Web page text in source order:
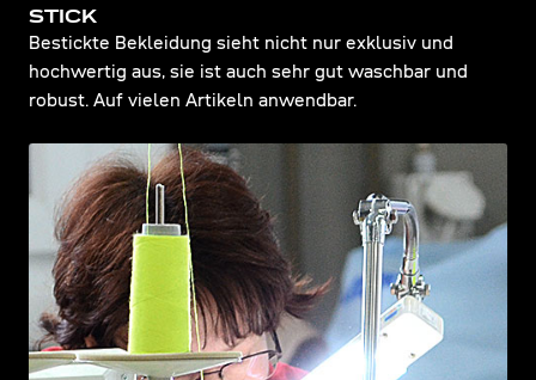
STICK
Bestickte Bekleidung sieht nicht nur exklusiv und
hochwertig aus, sie ist auch sehr gut waschbar und
robust. Auf vielen Artikeln anwendbar.